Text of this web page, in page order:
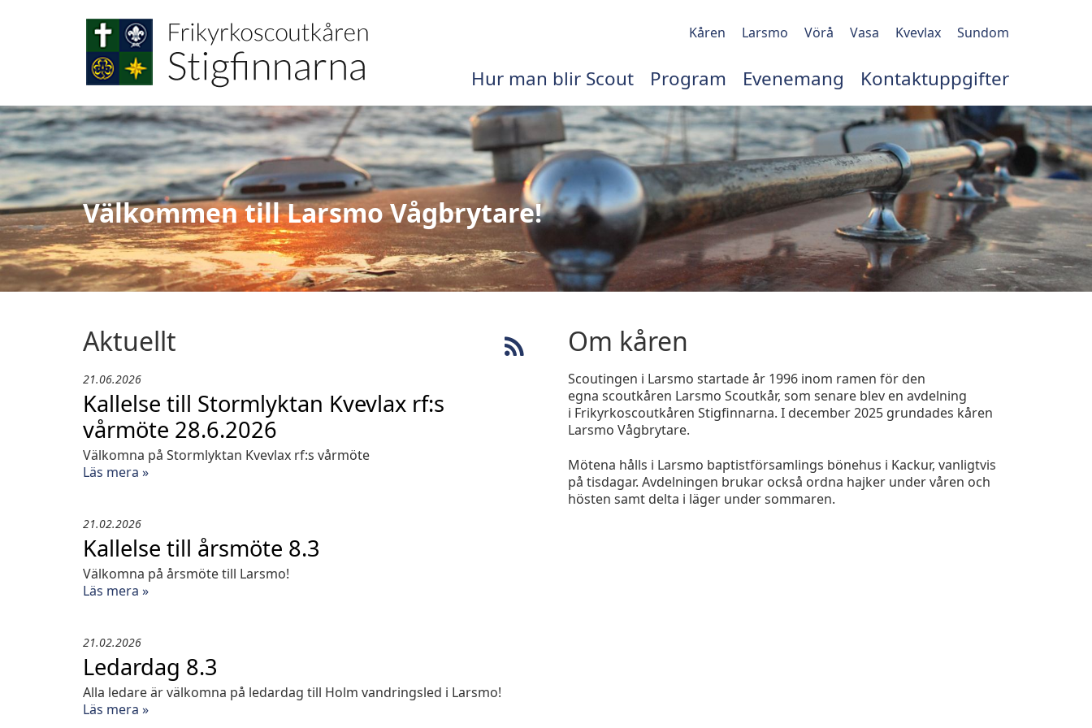
Kåren Larsmo Vörå Vasa Kvevlax Sundom
Hur man blir Scout Program Evenemang Kontaktuppgifter
Välkommen till Larsmo Vågbrytare!
Aktuellt
Kallelse till Stormlyktan Kvevlax rf:s
vårmöte 28.6.2026
Välkomna på Stormlyktan Kvevlax rf:s vårmöte
Läs mera »
21.06.2026
Kallelse till årsmöte 8.3
Välkomna på årsmöte till Larsmo!
Läs mera »
21.02.2026
Ledardag 8.3
Alla ledare är välkomna på ledardag till Holm vandringsled i Larsmo!
Läs mera »
21.02.2026
Om kåren
Scoutingen i Larsmo startade år 1996 inom ramen för den
egna scoutkåren Larsmo Scoutkår, som senare blev en avdelning
i Frikyrkoscoutkåren Stigfinnarna. I december 2025 grundades kåren
Larsmo Vågbrytare.
Mötena hålls i Larsmo baptistförsamlings bönehus i Kackur, vanligtvis
på tisdagar. Avdelningen brukar också ordna hajker under våren och
hösten samt delta i läger under sommaren.